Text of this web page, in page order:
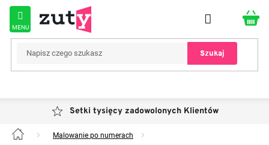
Przejść
treści
Szukaj
Setki tysięcy zadowolonych Klientów
Home Malowanie po numerach